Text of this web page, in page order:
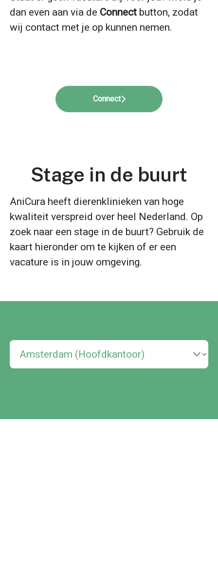
dan even aan via de Connect button, zodat
wij contact met je op kunnen nemen.
Connect
Stage in de buurt
AniCura heeft dierenklinieken van hoge
kwaliteit verspreid over heel Nederland. Op
zoek naar een stage in de buurt? Gebruik de
kaart hieronder om te kijken of er een
vacature is in jouw omgeving.